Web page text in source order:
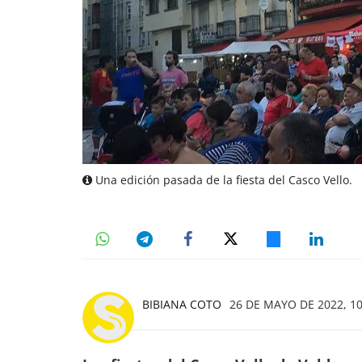
Una edición pasada de la fiesta del Casco Vello.
BIBIANA COTO 26 DE MAYO DE 2022,